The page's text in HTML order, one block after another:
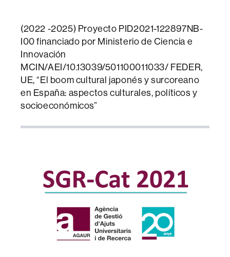
(2022 -2025) Proyecto PID2021-122897NB-
I00 financiado por Ministerio de Ciencia e
Innovación
MCIN/AEI/10.13039/501100011033/ FEDER,
UE, “El boom cultural japonés y surcoreano
en España: aspectos culturales, políticos y
socioeconómicos”